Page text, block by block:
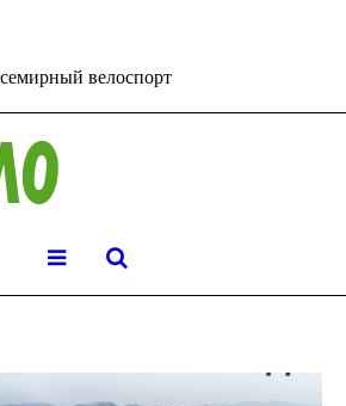
велоспорт